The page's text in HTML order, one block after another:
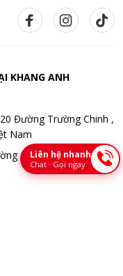
KHANG ANH
Đường Trường Chinh ,
Nam
Chinh , Phường Kim
Liên hệ nhanh
Chat · Gọi ngay